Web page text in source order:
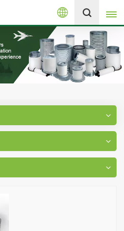
العربية
English
español
العربية
русский
Melayu